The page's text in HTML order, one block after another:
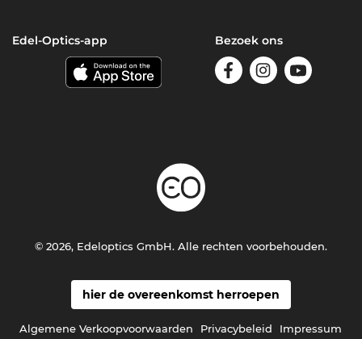
Edel-Optics-app Bezoek ons
hier de overeenkomst herroepen
Algemene Verkoopvoorwaarden Privacybeleid Impressum
© 2026, Edeloptics GmbH. Alle rechten voorbehouden.